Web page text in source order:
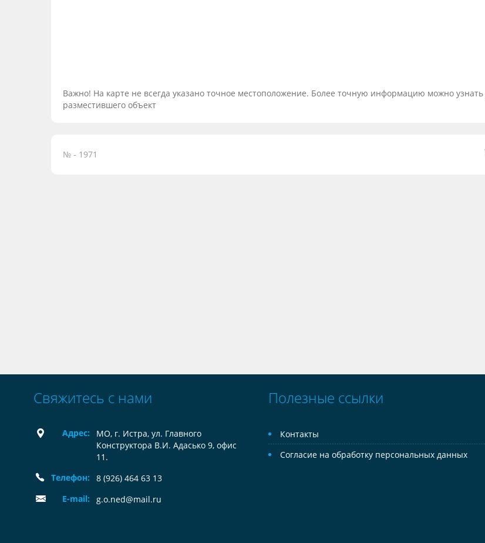
Важно! На карте не всегда указано точное местоположение. Более точную информацию можно
разместившего объект
№ - 1971
Свяжитесь с нами
Адрес:
МО, г. Истра, ул. Главного
Конструктора В.И. Адасько 9, офис
11.
Телефон:
8 (926) 464 63 13
E-mail:
g.o.ned@mail.ru
Полезные ссылки
Контакты
Согласие на обработку персональных данных